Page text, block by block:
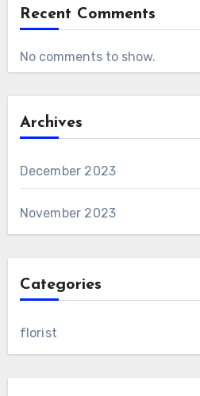
Recent Comments
No comments to show.
Archives
December 2023
November 2023
Categories
florist